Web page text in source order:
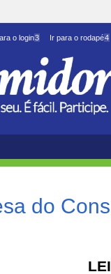
o login3 Ir para o rodapé4
do